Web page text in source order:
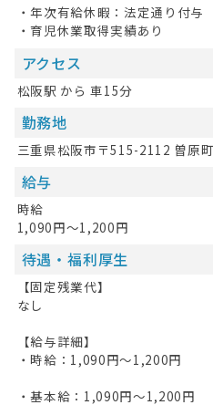
HOME
無料会員登録
・年次有給休暇：法定通り付与
・育児休業取得実績あり
アクセス
松阪駅 から 車15分
勤務地
三重県松阪市〒515-2112 曽原
給与
時給
1,090円～1,200円
待遇・福利厚生
【固定残業代】
なし
【給与詳細】
・時給：1,090円～1,200円
・基本給：1,090円～1,200円